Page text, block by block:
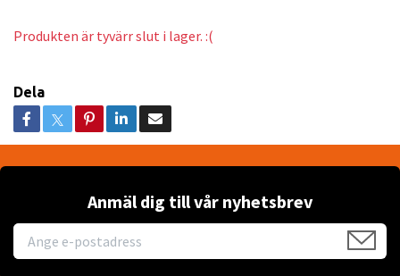
Produkten är tyvärr slut i lager. :(
Dela
Anmäl dig till vår nyhetsbrev